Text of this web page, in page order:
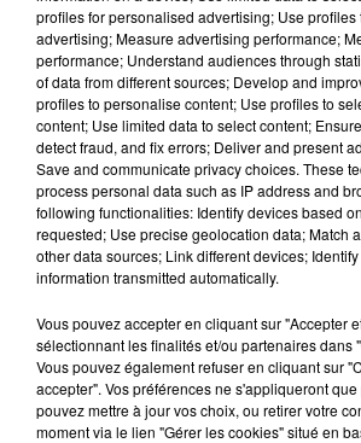
Musique
5 août 2026
Benny Blanco invite
Becky G sur son
4 août 2026
live session solaire
profiles for personalised advertising; Use
advertising; Measure advertising performance;
performance; Understand audiences through
of data from different sources; Develop and
profiles to personalise content; Use profiles to
content; Use limited data to select content;
detect fraud, and fix errors; Deliver and present
Save and communicate privacy choices. These
process personal data such as IP address and
following functionalities: Identify devices based
requested; Use precise geolocation data; Match
other data sources; Link different devices;
information transmitted automatically.
Vous pouvez accepter en cliquant sur "Accepter
sélectionnant les finalités et/ou partenaires dans
Vous pouvez également refuser en cliquant sur
accepter". Vos préférences ne s'appliqueront
pouvez mettre à jour vos choix, ou retirer votre
moment via le lien "Gérer les cookies" situé en